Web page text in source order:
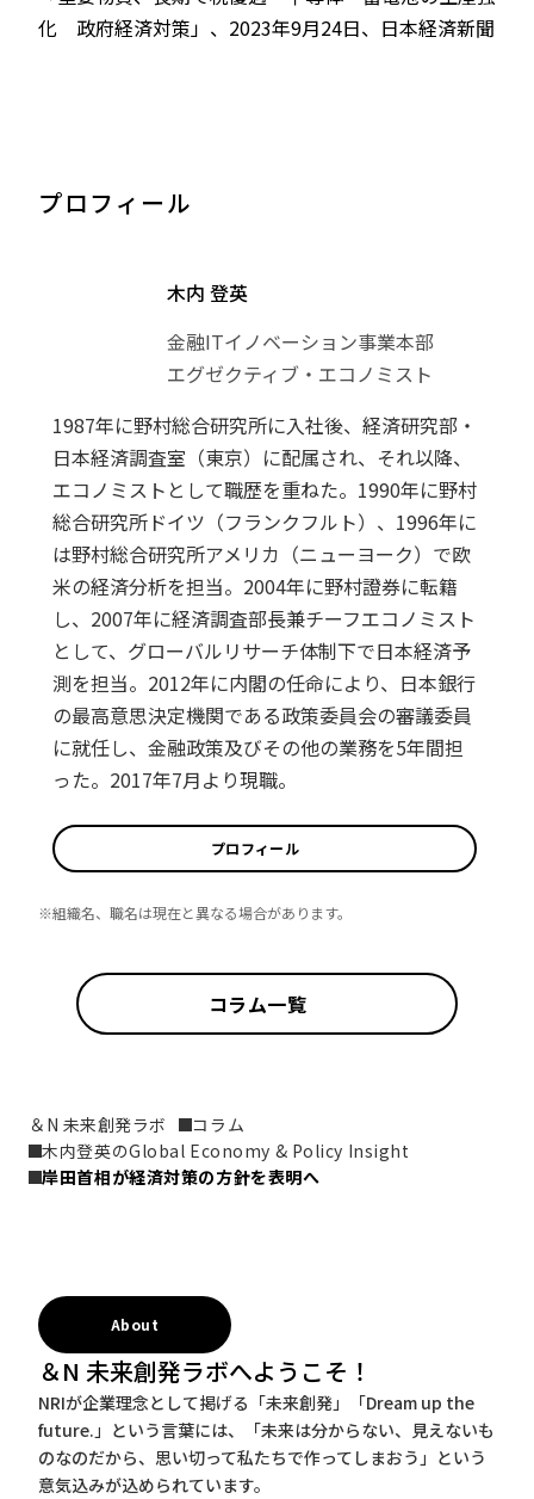
化 政府経済対策」、2023年9月24日、日本経済新聞
プロフィール
木内 登英
金融ITイノベーション事業本部
エグゼクティブ・エコノミスト
1987年に野村総合研究所に入社後、経済研究部・
日本経済調査室（東京）に配属され、それ以降、
エコノミストとして職歴を重ねた。1990年に野村
総合研究所ドイツ（フランクフルト）、1996年に
は野村総合研究所アメリカ（ニューヨーク）で欧
米の経済分析を担当。2004年に野村證券に転籍
し、2007年に経済調査部長兼チーフエコノミスト
として、グローバルリサーチ体制下で日本経済予
測を担当。2012年に内閣の任命により、日本銀行
の最高意思決定機関である政策委員会の審議委員
に就任し、金融政策及びその他の業務を5年間担
った。2017年7月より現職。
プロフィール
※組織名、職名は現在と異なる場合があります。
コラム一覧
＆N 未来創発ラボ
コラム
木内登英のGlobal Economy & Policy Insight
岸田首相が経済対策の方針を表明へ
About
＆N 未来創発ラボへようこそ！
NRIが企業理念として掲げる「未来創発」「Dream up the
future.」という言葉には、「未来は分からない、見えないも
のなのだから、思い切って私たちで作ってしまおう」という
意気込みが込められています。